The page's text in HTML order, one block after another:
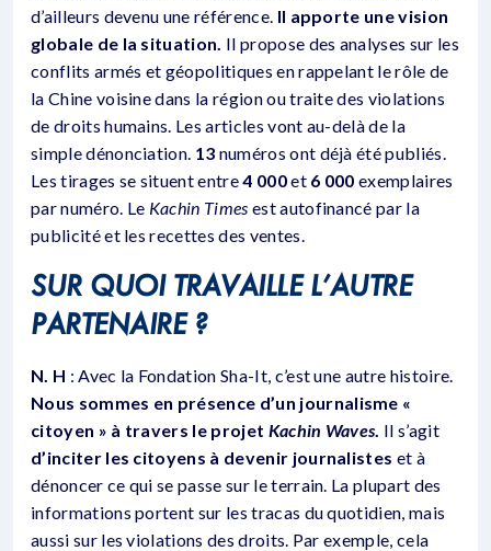
d’ailleurs devenu une référence. Il apporte une vision
globale de la situation. Il propose des analyses sur les
conflits armés et géopolitiques en rappelant le rôle de
la Chine voisine dans la région ou traite des violations
de droits humains. Les articles vont au-delà de la
simple dénonciation. 13 numéros ont déjà été publiés.
Les tirages se situent entre4 000et 6 000 exemplaires
par numéro. Le Kachin Times est autofinancé par la
publicité et les recettes des ventes.
SUR QUOI TRAVAILLE L’AUTRE
PARTENAIRE ?
N. H : Avec la Fondation Sha-It, c’est une autre histoire.
Nous sommes en présence d’un journalisme «
citoyen » à travers le projet Kachin Waves. Il s’agit
d’inciter les citoyens à devenir journalistes et à
dénoncer ce qui se passe sur le terrain. La plupart des
informations portent sur les tracas du quotidien, mais
aussi sur les violations des droits. Par exemple, cela